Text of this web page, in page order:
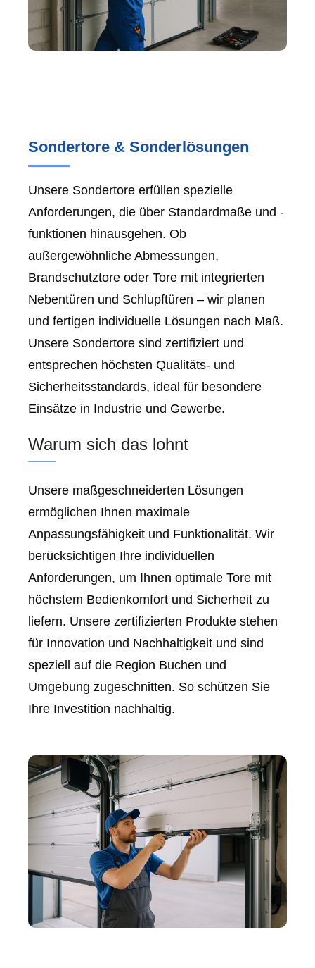
Sondertore & Sonderlösungen
Unsere Sondertore erfüllen spezielle
Anforderungen, die über Standardmaße und -
funktionen hinausgehen. Ob
außergewöhnliche Abmessungen,
Brandschutztore oder Tore mit integrierten
Nebentüren und Schlupftüren – wir planen
und fertigen individuelle Lösungen nach Maß.
Unsere Sondertore sind zertifiziert und
entsprechen höchsten Qualitäts- und
Sicherheitsstandards, ideal für besondere
Einsätze in Industrie und Gewerbe.
Warum sich das lohnt
Unsere maßgeschneiderten Lösungen
ermöglichen Ihnen maximale
Anpassungsfähigkeit und Funktionalität. Wir
berücksichtigen Ihre individuellen
Anforderungen, um Ihnen optimale Tore mit
höchstem Bedienkomfort und Sicherheit zu
liefern. Unsere zertifizierten Produkte stehen
für Innovation und Nachhaltigkeit und sind
speziell auf die Region Buchen und
Umgebung zugeschnitten. So schützen Sie
Ihre Investition nachhaltig.